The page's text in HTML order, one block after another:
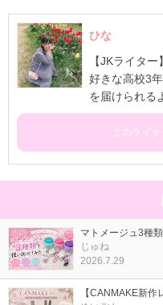
ひな
【JKライタ
好きな高校3
を届けられる
このライ
マトメージュ3種
じゅね
2026.7.29
【CANMAKE新作